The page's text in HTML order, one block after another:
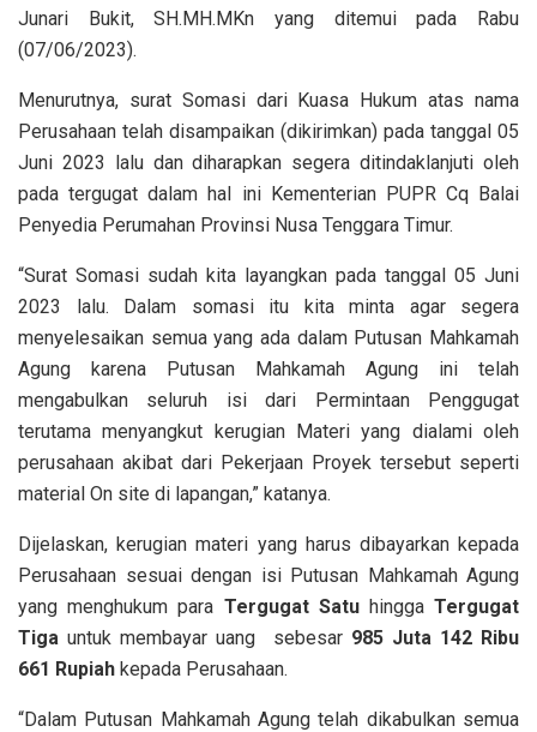
Junari Bukit, SH.MH.MKn yang ditemui pada Rabu
(07/06/2023).
Menurutnya, surat Somasi dari Kuasa Hukum atas nama
Perusahaan telah disampaikan (dikirimkan) pada tanggal 05
Juni 2023 lalu dan diharapkan segera ditindaklanjuti oleh
pada tergugat dalam hal ini Kementerian PUPR Cq Balai
Penyedia Perumahan Provinsi Nusa Tenggara Timur.
“Surat Somasi sudah kita layangkan pada tanggal 05 Juni
2023 lalu. Dalam somasi itu kita minta agar segera
menyelesaikan semua yang ada dalam Putusan Mahkamah
Agung karena Putusan Mahkamah Agung ini telah
mengabulkan seluruh isi dari Permintaan Penggugat
terutama menyangkut kerugian Materi yang dialami oleh
perusahaan akibat dari Pekerjaan Proyek tersebut seperti
material On site di lapangan,” katanya.
Dijelaskan, kerugian materi yang harus dibayarkan kepada
Perusahaan sesuai dengan isi Putusan Mahkamah Agung
yang menghukum para Tergugat SatuhinggaTergugat
Tiga untuk membayar uang sebesar 985 Juta 142 Ribu
661 Rupiah kepada Perusahaan.
“Dalam Putusan Mahkamah Agung telah dikabulkan semua